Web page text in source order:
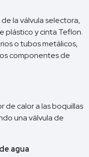
la válvula selectora,
plástico y cinta Teflon.
o tubos metálicos,
componentes de
de calor a las boquillas
una válvula de
agua